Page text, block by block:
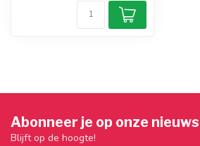
Abonneer je op onze
Blijft op de hoogte!